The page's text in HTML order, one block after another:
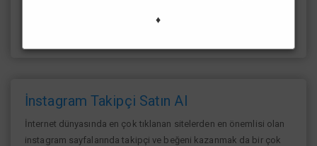
kredilerden her gün yararlanıp sayfanızı yüksek seviyelere
İnstagram Takipçi Satın Al
İnternet dünyasında en çok tıklanan sitelerden en önemlisi olan
instagram sayfalarında takipçi ve beğeni kazanmak da bir çok
♦